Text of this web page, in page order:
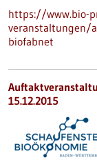
https://www.bio-
veranstaltungen/
biofabnet
15.12.2015